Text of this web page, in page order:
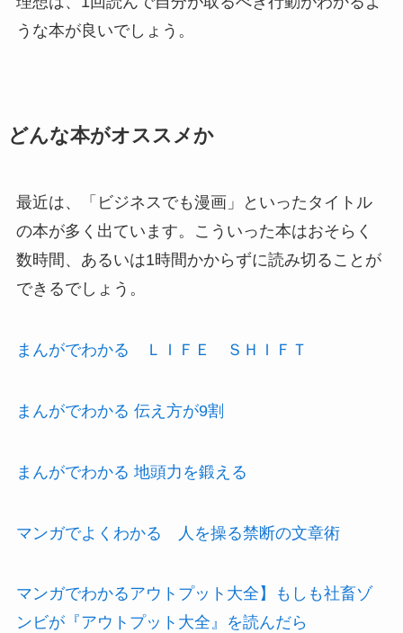
うな本が良いでしょう。
どんな本がオススメか
最近は、「ビジネスでも漫画」といったタイトル
の本が多く出ています。こういった本はおそらく
数時間、あるいは1時間かからずに読み切ることが
できるでしょう。
まんがでわかる ＬＩＦＥ ＳＨＩＦＴ
まんがでわかる 伝え方が9割
まんがでわかる 地頭力を鍛える
マンガでよくわかる 人を操る禁断の文章術
マンガでわかるアウトプット大全】もしも社畜ゾ
ンビが『アウトプット大全』を読んだら